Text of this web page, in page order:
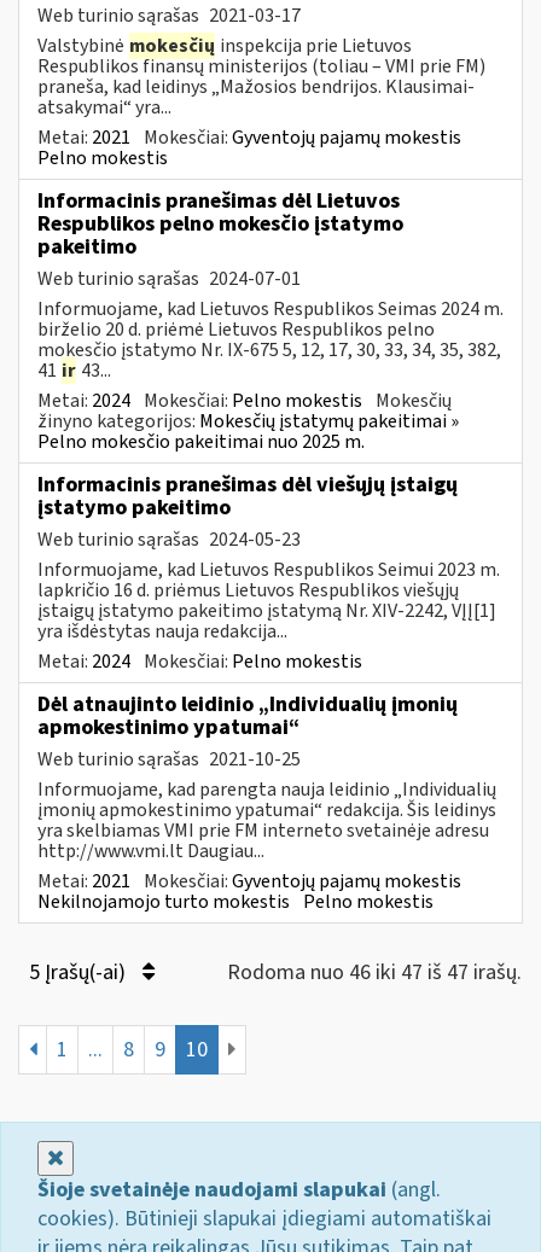
Web turinio sąrašas 2021-03-17
Valstybinė mokesčių inspekcija prie Lietuvos
Respublikos finansų ministerijos (toliau – VMI prie FM)
praneša, kad leidinys „Mažosios bendrijos. Klausimai-
atsakymai“ yra...
Metai: 2021 Mokesčiai:Gyventojų pajamų mokestis
Pelno mokestis
Informacinis pranešimas dėl Lietuvos
Respublikos pelno mokesčio įstatymo
pakeitimo
Web turinio sąrašas 2024-07-01
Informuojame, kad Lietuvos Respublikos Seimas 2024 m.
birželio 20 d. priėmė Lietuvos Respublikos pelno
mokesčio įstatymo Nr. IX-675 5, 12, 17, 30, 33, 34, 35, 382,
41 ir 43...
Metai: 2024 Mokesčiai: Pelno mokestis Mokesčių
žinyno kategorijos: Mokesčių įstatymų pakeitimai »
Pelno mokesčio pakeitimai nuo 2025 m.
Informacinis pranešimas dėl viešųjų įstaigų
įstatymo pakeitimo
Web turinio sąrašas 2024-05-23
Informuojame, kad Lietuvos Respublikos Seimui 2023 m.
lapkričio 16 d. priėmus Lietuvos Respublikos viešųjų
įstaigų įstatymo pakeitimo įstatymą Nr. XIV-2242, VĮĮ[1]
yra išdėstytas nauja redakcija...
Metai: 2024 Mokesčiai: Pelno mokestis
Dėl atnaujinto leidinio „Individualių įmonių
apmokestinimo ypatumai“
Web turinio sąrašas 2021-10-25
Informuojame, kad parengta nauja leidinio „Individualių
įmonių apmokestinimo ypatumai“ redakcija. Šis leidinys
yra skelbiamas VMI prie FM interneto svetainėje adresu
http://www.vmi.lt Daugiau...
Metai: 2021 Mokesčiai:Gyventojų pajamų mokestis
Nekilnojamojo turto mokestis Pelno mokestis
5 Įrašų(-ai) Rodoma nuo 46 iki 47 iš 47 irašų.
1 ... 8 9 10
Šioje svetainėje naudojami slapukai (angl.
cookies). Būtinieji slapukai įdiegiami automatiškai